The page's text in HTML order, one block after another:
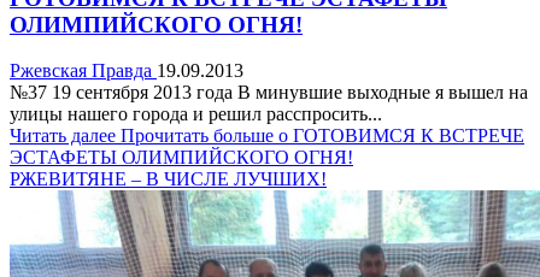
ОЛИМПИЙСКОГО ОГНЯ!
Ржевская Правда 19.09.2013
№37 19 сентября 2013 года В минувшие выходные я вышел на
улицы нашего города и решил расспросить...
Читать далее Прочитать больше о ГОТОВИМСЯ К ВСТРЕЧЕ
ЭСТАФЕТЫ ОЛИМПИЙСКОГО ОГНЯ!
РЖЕВИТЯНЕ – В ЧИСЛЕ ЛУЧШИХ!